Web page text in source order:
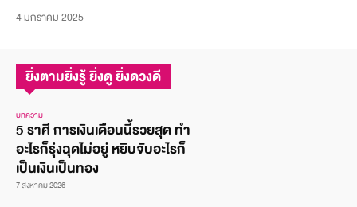
4 มกราคม 2025
ยิ่งตามยิ่งรู้ ยิ่งดู ยิ่งดวงดี
บทความ
5 ราศี การเงินเดือนนี้รวยสุด ทำ
อะไรก็รุ่งฉุดไม่อยู่ หยิบจับอะไรก็
เป็นเงินเป็นทอง
7 สิงหาคม 2026